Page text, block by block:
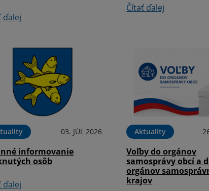
ďalej
Čítať ďalej
03. JÚL 2026
informovanie
osôb
ďalej
Aktuality
Voľby do orgánov
samosprávy obcí a
orgánov
krajov